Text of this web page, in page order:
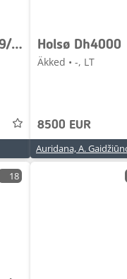
Lemken Karat 9/400 Holsø Dh4000
Äkked • -, LT
8500 EUR
18